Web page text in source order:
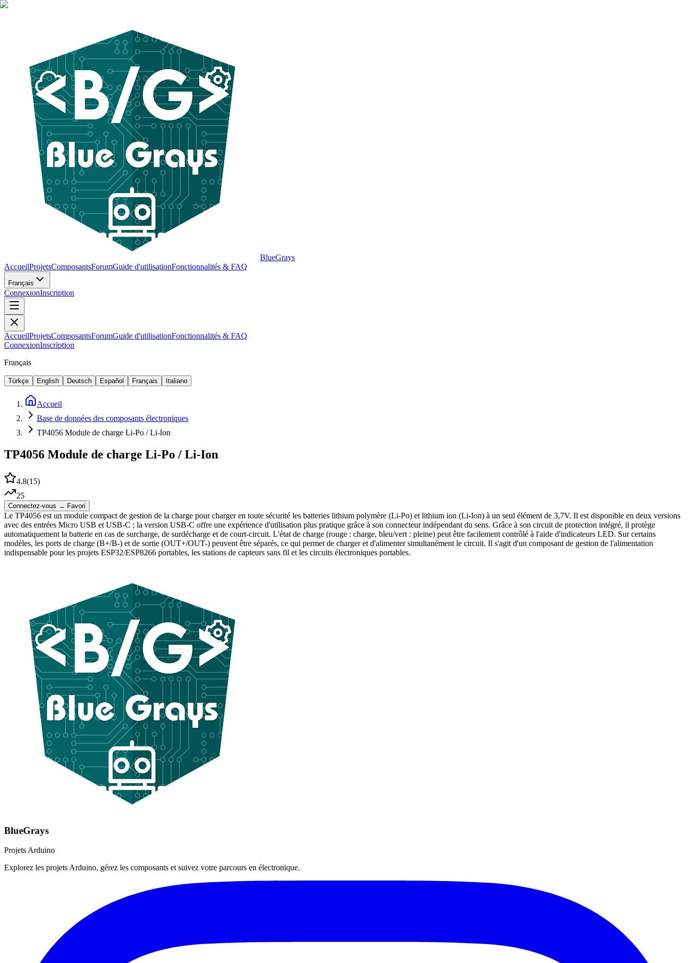
BlueGrays
AccueilProjetsComposantsForumGuide d'utilisationFonctionnalités & FAQ
Français
ConnexionInscription
AccueilProjetsComposantsForumGuide d'utilisationFonctionnalités & FAQ
ConnexionInscription
Français
Türkçe English Deutsch Español Français Italiano
Accueil
Base de données des composants électroniques
TP4056 Module de charge Li-Po / Li-Ion
TP4056 Module de charge Li-Po / Li-Ion
4.8(15)
25
Connectez-vous → Favori
Le TP4056 est un module compact de gestion de la charge pour charger en toute sécurité les batteries lithium polymère (Li-Po) et lithium ion (Li-Ion) à un seul élément de 3,7V. Il est disponible en deux versions
avec des entrées Micro USB et USB-C ; la version USB-C offre une expérience d'utilisation plus pratique grâce à son connecteur indépendant du sens. Grâce à son circuit de protection intégré, il protège
automatiquement la batterie en cas de surcharge, de surdécharge et de court-circuit. L'état de charge (rouge : charge, bleu/vert : pleine) peut être facilement contrôlé à l'aide d'indicateurs LED. Sur certains
modèles, les ports de charge (B+/B-) et de sortie (OUT+/OUT-) peuvent être séparés, ce qui permet de charger et d'alimenter simultanément le circuit. Il s'agit d'un composant de gestion de l'alimentation
indispensable pour les projets ESP32/ESP8266 portables, les stations de capteurs sans fil et les circuits électroniques portables.
BlueGrays
Projets Arduino
Explorez les projets Arduino, gérez les composants et suivez votre parcours en électronique.